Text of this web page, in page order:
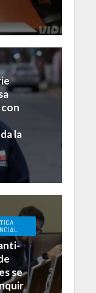
la
se